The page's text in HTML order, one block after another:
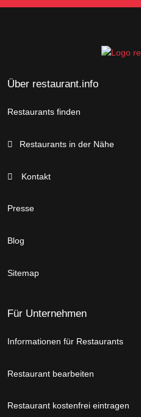
Über restaurant.info
Restaurants finden
Restaurants in der Nähe
Kontakt
Presse
Blog
Sitemap
Für Unternehmen
Informationen für Restaurants
Restaurant bearbeiten
Restaurant kostenfrei eintragen